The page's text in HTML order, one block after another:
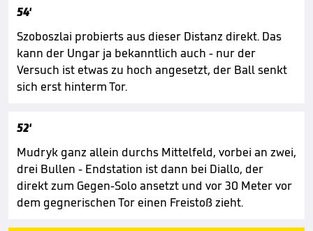
54'
Szoboszlai probierts aus dieser Distanz direkt. Das
kann der Ungar ja bekanntlich auch - nur der
Versuch ist etwas zu hoch angesetzt, der Ball senkt
sich erst hinterm Tor.
52'
Mudryk ganz allein durchs Mittelfeld, vorbei an zwei,
drei Bullen - Endstation ist dann bei Diallo, der
direkt zum Gegen-Solo ansetzt und vor 30 Meter vor
dem gegnerischen Tor einen Freistoß zieht.